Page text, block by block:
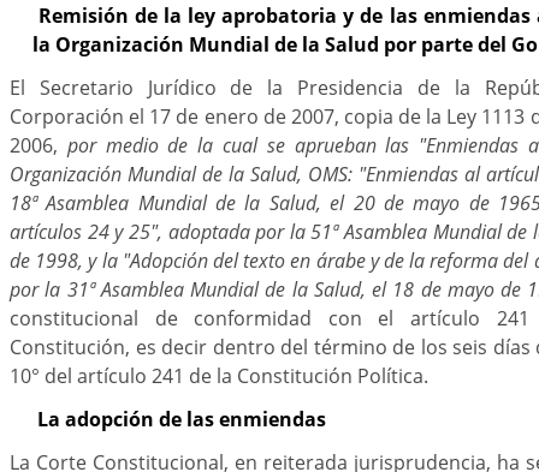
Remisión de la ley aprobatoria y de las
la Organización Mundial de la Salud por parte del
El Secretario Jurídico de la Presidencia de la
Corporación el 17 de enero de 2007, copia de la Ley 1113
2006, por medio de la cual se aprueban las "Enmiendas
Organización Mundial de la Salud, OMS: "Enmiendas al
18ª Asamblea Mundial de la Salud, el 20 de mayo de
artículos 24 y 25", adoptada por la 51ª Asamblea Mundial de
de 1998, y la "Adopción del texto en árabe y de la reforma
por la 31ª Asamblea Mundial de la Salud, el 18 de mayo de
constitucional de conformidad con el artículo
Constitución, es decir dentro del término de los seis
10° del artículo 241 de la Constitución Política.
La adopción de las enmiendas
La Corte Constitucional, en reiterada jurisprudencia, ha